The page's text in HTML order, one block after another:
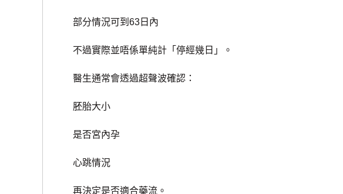
部分情況可到63日內
不過實際並唔係單純計「停經幾日」。
醫生通常會透過超聲波確認：
胚胎大小
是否宮內孕
心跳情況
再決定是否適合藥流。